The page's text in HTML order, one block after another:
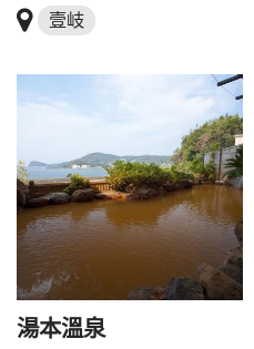
壹岐
湯本溫泉